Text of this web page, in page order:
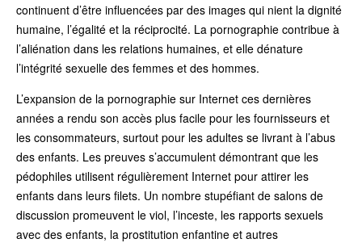
continuent d’être influencées par des images qui nient la dignité
humaine, l’égalité et la réciprocité. La pornographie contribue à
l’aliénation dans les relations humaines, et elle dénature
l’intégrité sexuelle des femmes et des hommes.
L’expansion de la pornographie sur Internet ces dernières
années a rendu son accès plus facile pour les fournisseurs et
les consommateurs, surtout pour les adultes se livrant à l’abus
des enfants. Les preuves s’accumulent démontrant que les
pédophiles utilisent régulièrement Internet pour attirer les
enfants dans leurs filets. Un nombre stupéfiant de salons de
discussion promeuvent le viol, l’inceste, les rapports sexuels
avec des enfants, la prostitution enfantine et autres